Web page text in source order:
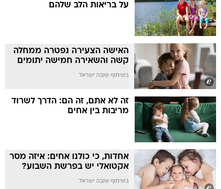
על בריאות הלב שלהם
האישה הצעירה נפטרה ממחלה
קשה והשאירה חמישה יתומים
בשיתוף שובה ישראל
זה לא אתם, זה הם: הדרך לשרוד
מריבות בין אחים
אחדות, כי כולנו אחים: איזה מסר
אקטואלי יש בפרשת השבוע?
בשיתוף שובה ישראל